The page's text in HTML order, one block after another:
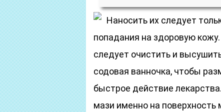
Наносить их следует
попадания на здоровую
следует очистить и
содовая ванночка, чтобы
быстрое действие
мази именно на